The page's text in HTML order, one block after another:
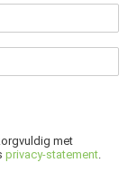
met
privacy-statement.